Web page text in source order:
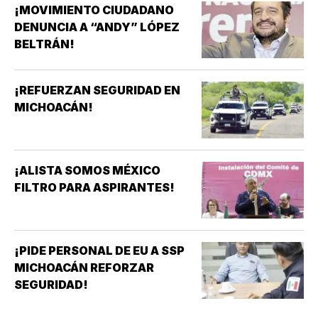
¡MOVIMIENTO CIUDADANO
DENUNCIA A “ANDY” LÓPEZ
BELTRÁN!
¡REFUERZAN SEGURIDAD EN
MICHOACÁN!
¡ALISTA SOMOS MÉXICO
FILTRO PARA ASPIRANTES!
¡PIDE PERSONAL DE EU A SSP
MICHOACÁN REFORZAR
SEGURIDAD!